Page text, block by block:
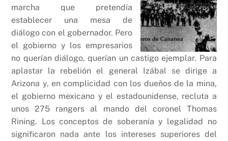
marcha que pretendía
establecer una mesa de
diálogo con el gobernador. Pero
el gobierno y los empresarios
no querían diálogo, querían un castigo ejemplar. Para
aplastar la rebelión el general Izábal se dirige a
Arizona y, en complicidad con los dueños de la mina,
el gobierno mexicano y el estadounidense, recluta a
unos 275 rangers al mando del coronel Thomas
Rining. Los conceptos de soberanía y legalidad no
significaron nada ante los intereses superiores del